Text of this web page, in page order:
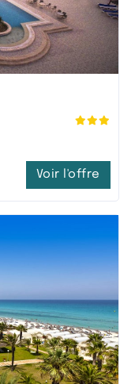
Voir l'offre